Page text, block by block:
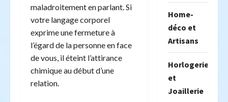
maladroitement en parlant. Si
votre langage corporel
exprime une fermeture à
l’égard de la personne en face
de vous, il éteint l’attirance
chimique au début d’une
relation.
Home-
déco et
Artisans
Horlogerie
et
Joaillerie